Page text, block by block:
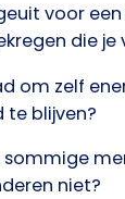
voor
die je
om zelf
blijven?
niet?